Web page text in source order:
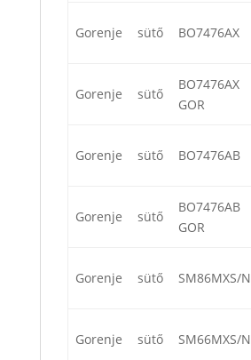
Gorenje sütő BO7476AX
Gorenje sütő
BO7476AX
GOR
Gorenje sütő BO7476AB
Gorenje sütő
BO7476AB
GOR
Gorenje sütő SM86MXS/N
Gorenje sütő SM66MXS/N